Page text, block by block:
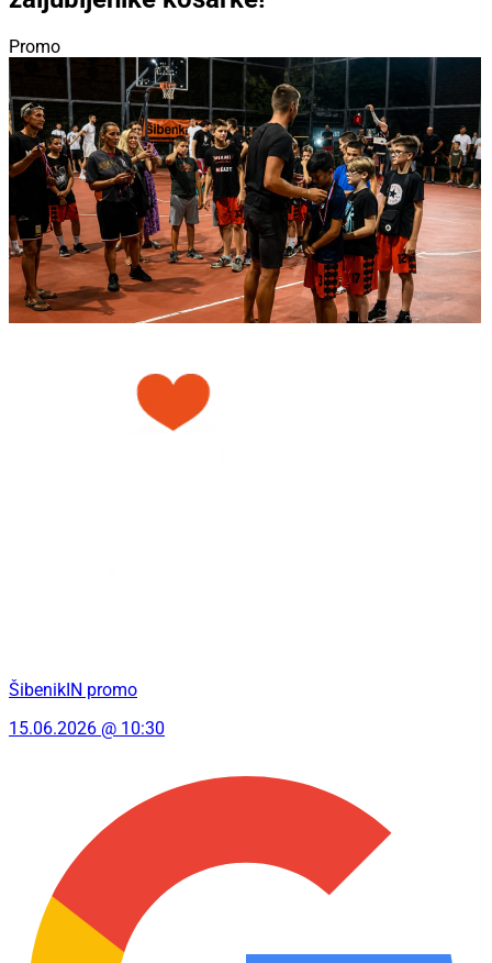
Promo
ŠibenikIN promo
15.06.2026 @ 10:30